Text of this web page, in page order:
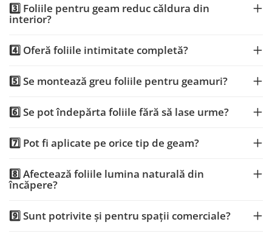
3️⃣ Foliile pentru geam reduc căldura din
interior?
4️⃣ Oferă foliile intimitate completă?
5️⃣ Se montează greu foliile pentru geamuri?
6️⃣ Se pot îndepărta foliile fără să lase urme?
7️⃣ Pot fi aplicate pe orice tip de geam?
8️⃣ Afectează foliile lumina naturală din
încăpere?
9️⃣ Sunt potrivite și pentru spații comerciale?